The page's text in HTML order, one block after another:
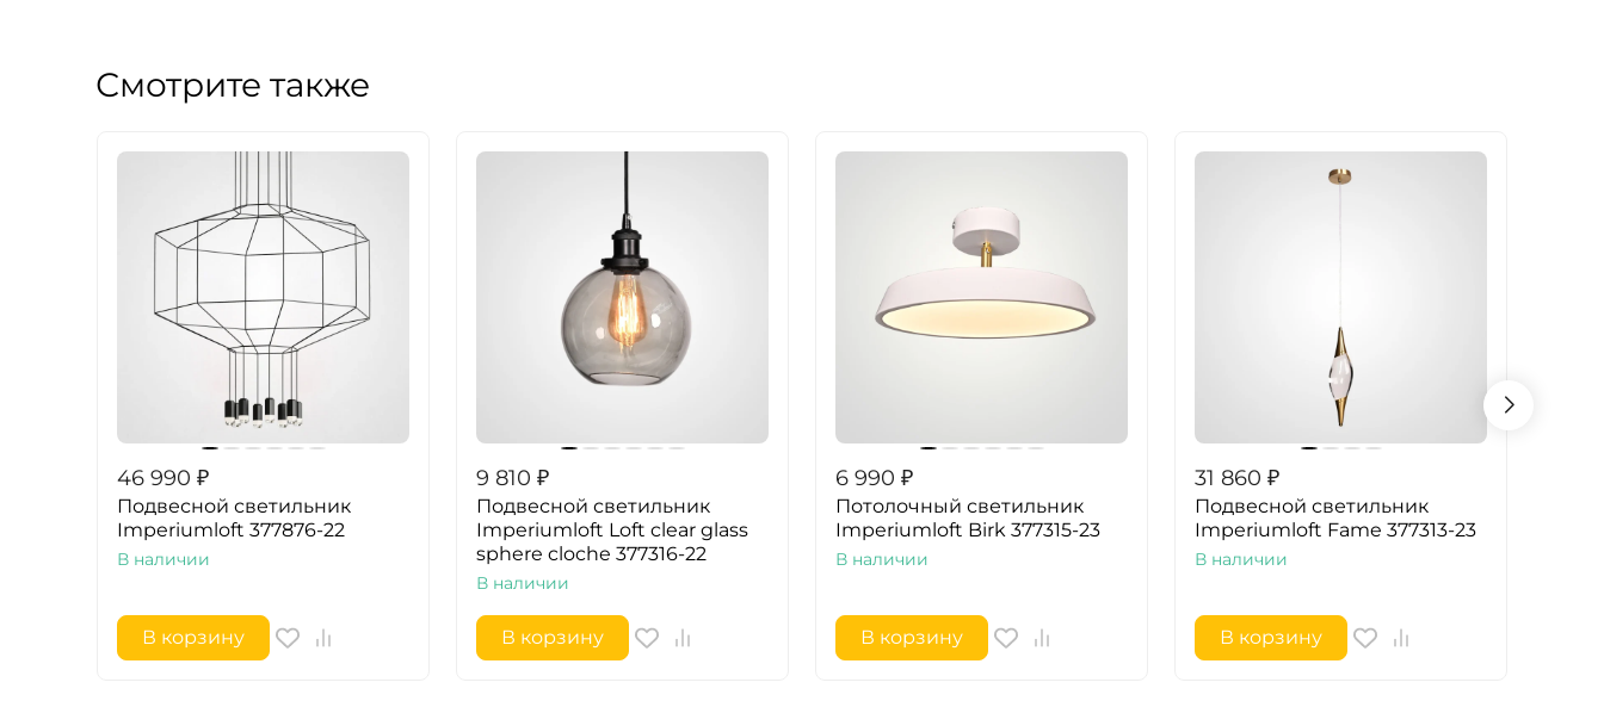
Смотрите также
46 990 ₽
Подвесной светильник
Imperiumloft 377876-22
В наличии
В корзину
9 810 ₽
Подвесной светильник
Imperiumloft Loft clear glass
sphere cloche 377316-22
В наличии
В корзину
6 990 ₽
Потолочный светильник
Imperiumloft Birk 377315-23
В наличии
В корзину
31 860 ₽
Подвесной светильник
Imperiumloft Fame 377313-23
В наличии
В корзину